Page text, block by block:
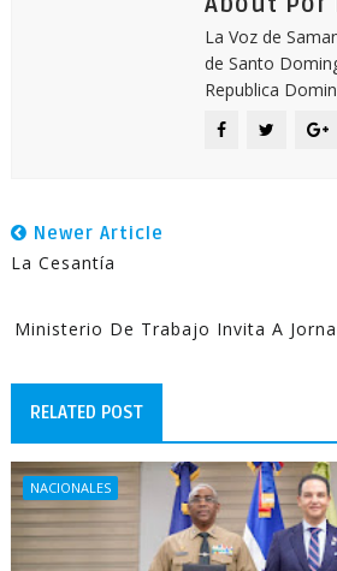
La Voz de
de Santo
Republica
Newer Article
La Cesantía
Ministerio De Trabajo Invita A
RELATED POST
NACIONALES